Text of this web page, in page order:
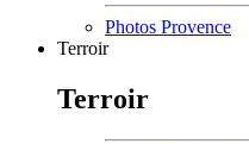
Photos Provence
Terroir
Terroir